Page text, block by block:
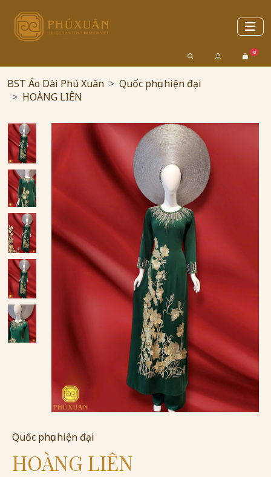
0
BST Áo Dài Phú Xuân
Quốc phục hiện đại
HOÀNG LIÊN
Quốc phục hiện đại
HOÀNG LIÊN